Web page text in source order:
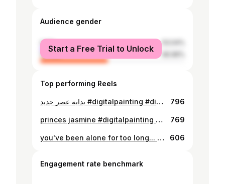
Audience gender
male
female
Start a Free Trial to Unlock
Top performing Reels
‏بداية عصر جديد ‎#digitalpainting ‎#digitalarts ‎#adrabicart ‎#arabicpopart ‎#oc ‎#ksa ‎#Libya ‎#northafrica ‎#libya ‎#Benghazi ‎#wacom ‎#art ‎#photoshop ‎#fantasy ‎#nyaichinisan ‎#nyaichinisannyaarigato 796
princes jasmine #digitalpainting #digitalarts #adrabicart #arabicpopart #oc #ksa #Libya #northafrica #libya #Benghazi #wacom #art #photoshop #fantasy #Disney #disneyprincess #princesjasmine 769
you've been alone for too long... ‎#digitalpainting ‎#digitalarts ‎#adrabicart ‎#arabicpopart ‎#oc ‎#ksa ‎#Libya ‎#northafrica ‎#libya ‎#Benghazi ‎#wacom ‎#art ‎#photoshop ‎#fantasy ‎#nyaichinisan ‎#nyaichinisannyaarigato 606
Engagement rate benchmark